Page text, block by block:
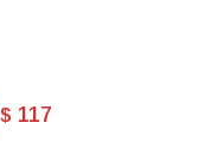
$ 117